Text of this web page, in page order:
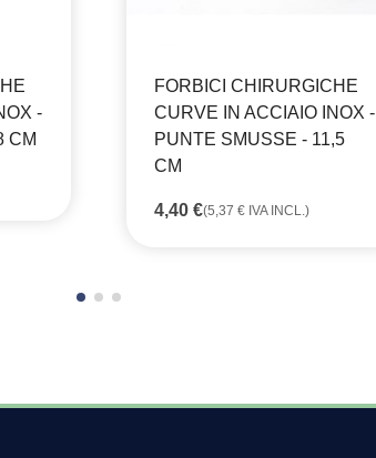
-
CM
FORBICI CHIRURGICHE
CURVE IN ACCIAIO INOX -
PUNTE SMUSSE - 11,5
CM
4,40 €(5,37 € IVA INCL.)